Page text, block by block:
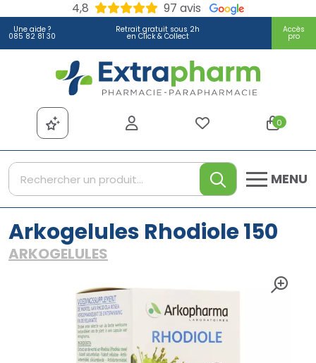
4,8 97 avis
Une aide ?
085 82 81 30
Retrait gratuit sous 2h
en Click & Collect
Accès
pro
Extrapharm Votre
0
MENU
Arkogelules Rhodiole 150
ARKOGELULES